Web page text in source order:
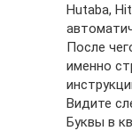
Hutaba,
После
именно
Видите
Буквы в